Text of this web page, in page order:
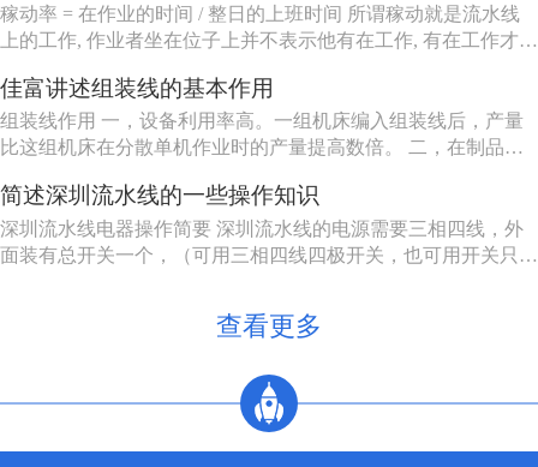
定，自动加工系统由一自或多台机床组成，发生故障时，有降级
运转的能...
稼动率 = 在作业的时间 / 整日的上班时间 所谓稼动就是流水线
上的工作, 作业者坐在位子上并不表示他有在工作, 有在工作才能
能全天对每个作业者进行测量, 所以有种工作抽查的手法来仿真
测量, 其实说穿了就是不时去看作业者在做什么。
佳富讲述组装线的基本作用
组装线作用 一，设备利用率高。一组机床编入组装线后，产量
比这组机床在分散单机作业时的产量提高数倍。 二，在制品减
多台机床组成，发生故障时，有降级运转的能力，物料传送系统
也有自行绕过故障机床的能力。 四，产品质量高。零件在加工
过程中，装卸...
简述深圳流水线的一些操作知识
深圳流水线电器操作简要 深圳流水线的电源需要三相四线，外
面装有总开关一个，（可用三相四线四极开关，也可用开关只控
U, V, W接电动机，3，4接调速电机的F1, F2。5，6...
查看更多